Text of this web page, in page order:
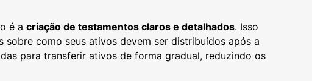
é a criação de testamentos claros e detalhados. Isso
como seus ativos devem ser distribuídos após a
para transferir ativos de forma gradual, reduzindo os